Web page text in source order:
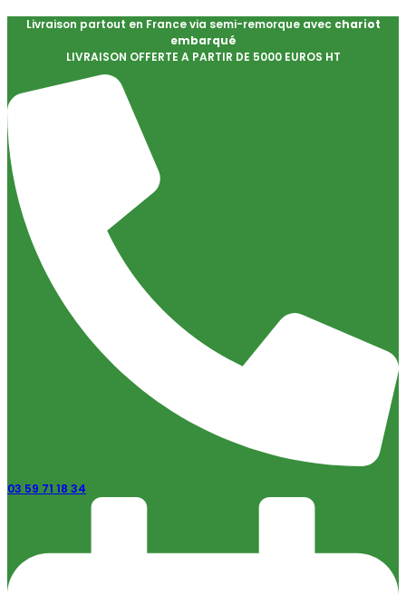
Livraison partout en France via semi-remorque avec chariot
embarqué
LIVRAISON OFFERTE A PARTIR DE 5000 EUROS HT
03 59 71 18 34